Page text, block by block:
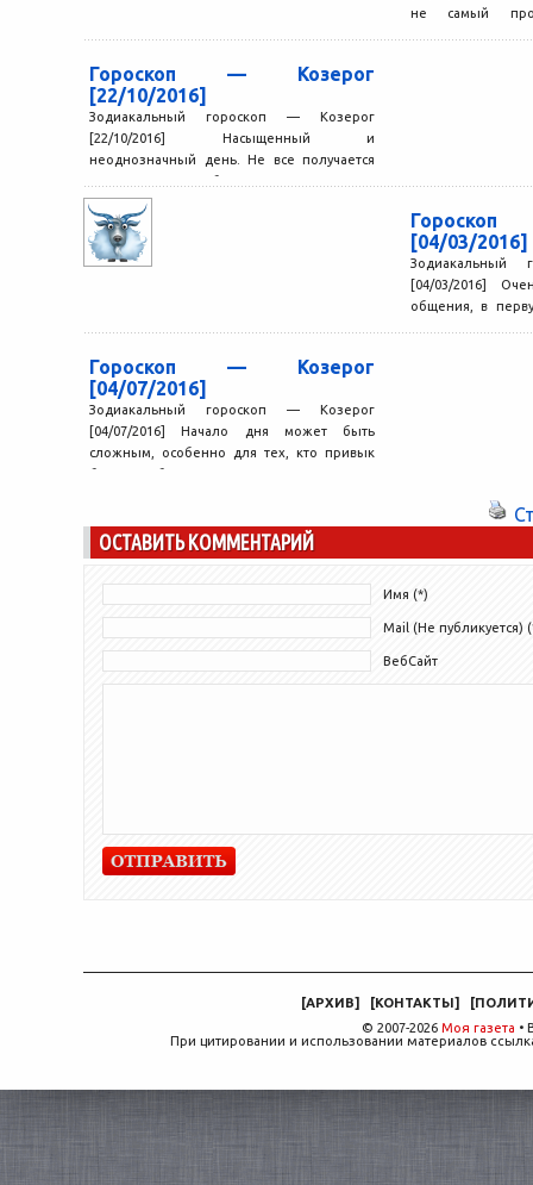
не самый
Гороскоп — Козерог
[22/10/2016]
Зодиакальный гороскоп — Козерог
[22/10/2016] Насыщенный и
неоднозначный день. Не все получается
так, как хотелось бы, но вы справляетесь
с...
[04/03/2016]
Зодиакальный
[04/03/2016]
общения, в
Гороскоп — Козерог
[04/07/2016]
Зодиакальный гороскоп — Козерог
[04/07/2016] Начало дня может быть
сложным, особенно для тех, кто привык
быстро добиваться результата и получать...
ОСТАВИТЬ КОММЕНТАРИЙ
Имя (*)
Mail (Не публикуется)
ВебСайт
[АРХИВ] [КОНТАКТЫ] [
© 2007-2026 Моя газета •
При цитировании и использовании материалов